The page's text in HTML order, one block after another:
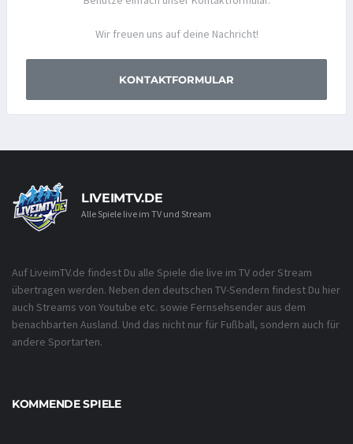
Wir freuen uns auf deine Nachricht!
KONTAKTFORMULAR
LIVEIMTV.DE
Alle Spiele live im TV und Stream
Auf LiveimTV.de findest Du alle Spiele die live im TV oder Stream
übertragen werden. Neben den deutschen TV-Sendern findest Du hier
auch Streams von Youtube etc. sowie Fernsehsender aus dem
benachbarten Ausland. Und das nicht nur für Fußball, sondern auch für
andere Sportarten.
KOMMENDE SPIELE